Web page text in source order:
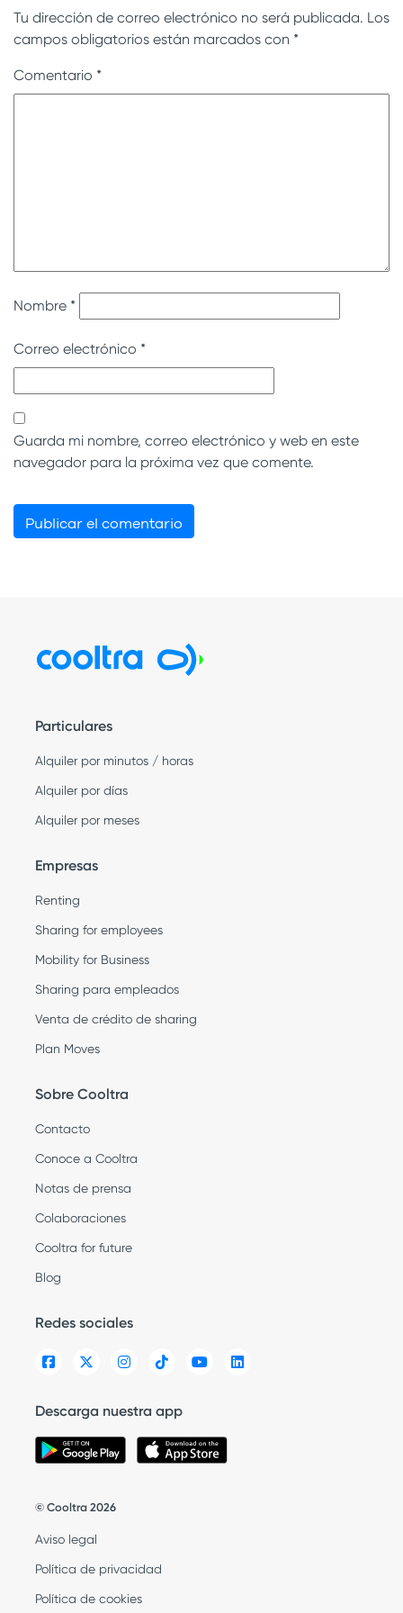
Tu dirección de correo electrónico no será publicada. Los
campos obligatorios están marcados con *
Comentario *
Nombre *
Correo electrónico *
Guarda mi nombre, correo electrónico y web en este
navegador para la próxima vez que comente.
Particulares
Alquiler por minutos / horas
Alquiler por días
Alquiler por meses
Empresas
Renting
Sharing for employees
Mobility for Business
Sharing para empleados
Venta de crédito de sharing
Plan Moves
Sobre Cooltra
Contacto
Conoce a Cooltra
Notas de prensa
Colaboraciones
Cooltra for future
Blog
Redes sociales
Descarga nuestra app
© Cooltra 2026
Aviso legal
Política de privacidad
Política de cookies